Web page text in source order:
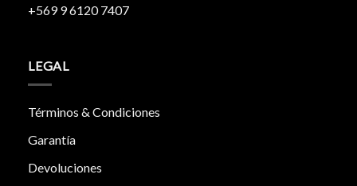
+569 9 6120 7407
LEGAL
Términos & Condiciones
Garantía
Devoluciones